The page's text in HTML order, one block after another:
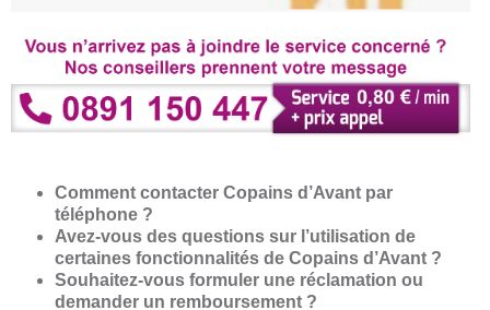
Comment contacter Copains d’Avant par
téléphone ?
Avez-vous des questions sur l’utilisation de
certaines fonctionnalités de Copains d’Avant ?
Souhaitez-vous formuler une réclamation ou
demander un remboursement ?